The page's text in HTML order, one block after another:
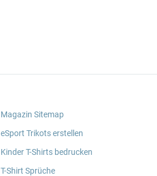
Magazin Sitemap
eSport Trikots erstellen
Kinder T-Shirts bedrucken
T-Shirt Sprüche